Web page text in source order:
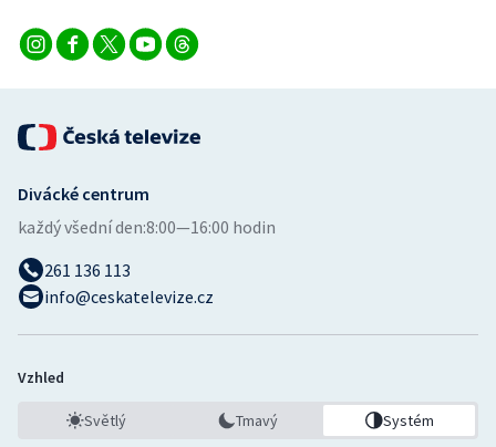
Divácké centrum
každý všední den:8:00—16:00 hodin
261 136 113
info@ceskatelevize.cz
Vzhled
Světlý Tmavý Systém